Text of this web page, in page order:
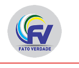
content